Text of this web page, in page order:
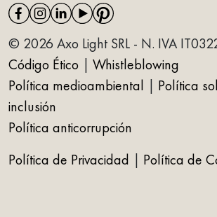
© 2026 Axo Light SRL - N. IVA
Código Ético
Whistleblowing
Política medioambiental
Política
inclusión
Política anticorrupción
Política de Privacidad
Política de